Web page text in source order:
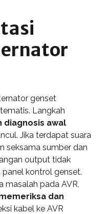
genset
Langkah
diagnosis awal
Jika terdapat suara
seksama sumber dan
output tidak
kontrol genset.
masalah pada AVR,
dan
kabel ke AVR